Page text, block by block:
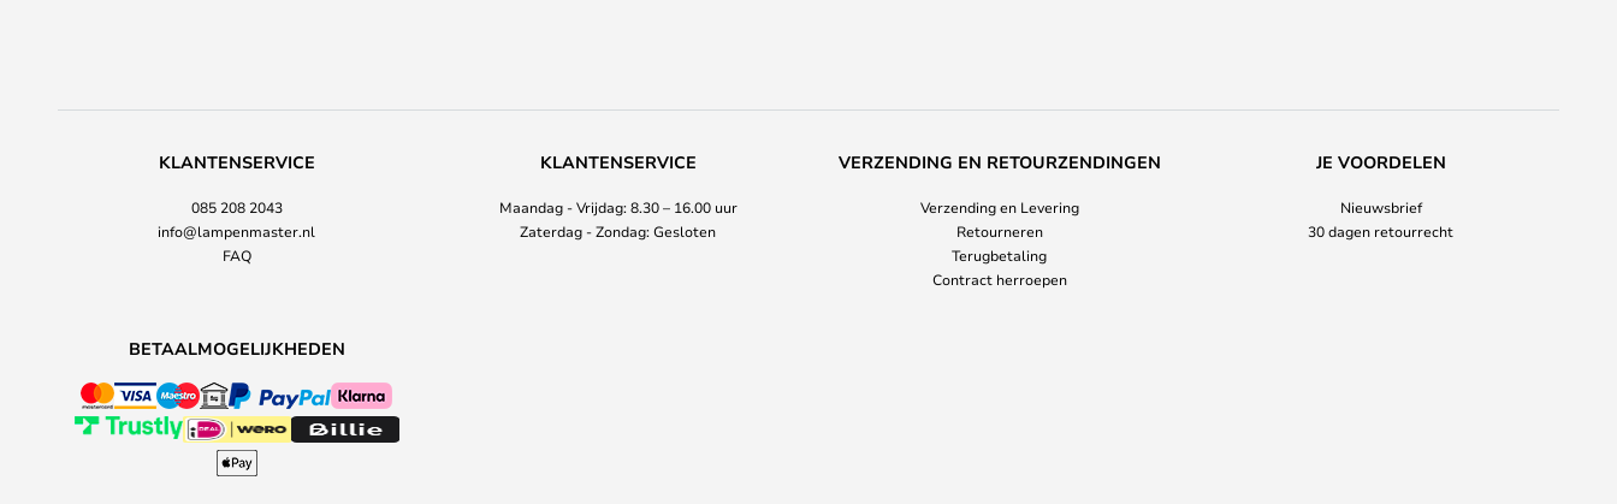
KLANTENSERVICE
085 208 2043
info@lampenmaster.nl
FAQ
KLANTENSERVICE
Maandag - Vrijdag: 8.30 – 16.00 uur
Zaterdag - Zondag: Gesloten
VERZENDING EN RETOURZENDINGEN
Verzending en Levering
Retourneren
Terugbetaling
Contract herroepen
JE VOORDELEN
Nieuwsbrief
30 dagen retourrecht
BETAALMOGELIJKHEDEN